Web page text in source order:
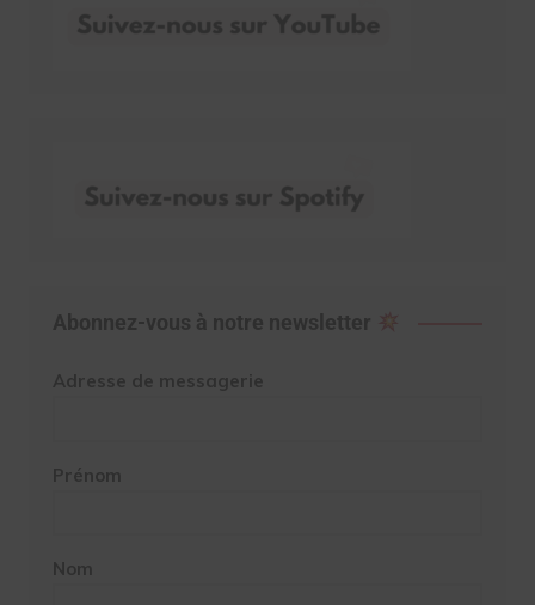
Abonnez-vous à notre newsletter
Adresse de messagerie
Prénom
Nom